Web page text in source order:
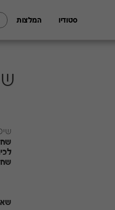
סטודיו המלצות